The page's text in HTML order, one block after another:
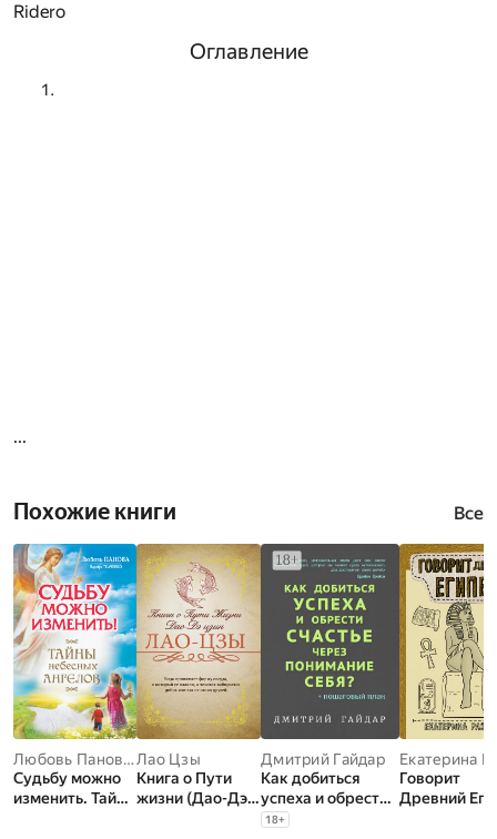
Ridero
Оглавление
...
Похожие книги Все
Любовь Панова,Варвара Ткаченко
Судьбу можно
изменить. Тайны
Лао Цзы
Книга о Пути
жизни (Дао-Дэ
Дмитрий Гайдар
Как добиться
успеха и обрести
счастье через
18+
Говорит
Древний